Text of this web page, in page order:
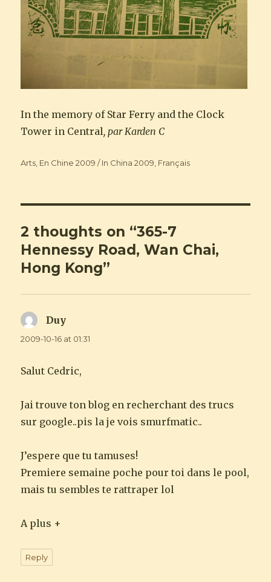
In the memory of Star Ferry and the Clock
Tower in Central, par Karden C
Categories
Arts En Chine 2009 / In China 2009 Français
2 thoughts on “365-7
Hennessy Road, Wan Chai,
Hong Kong”
Duy
2009-10-16 at 01:31
Salut Cedric,
Jai trouve ton blog en recherchant des trucs
sur google..pis la je vois smurfmatic..
J’espere que tu tamuses!
Premiere semaine poche pour toi dans le pool,
mais tu sembles te rattraper lol
A plus +
Reply